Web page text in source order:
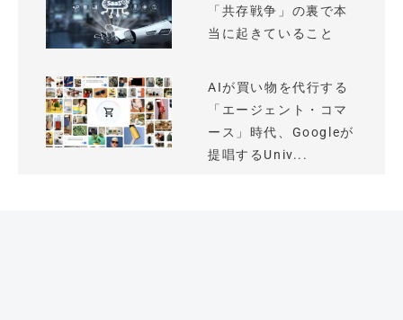
「共存戦争」の裏で本
当に起きていること
AIが買い物を代行する
「エージェント・コマ
ース」時代、Googleが
提唱するUniv...